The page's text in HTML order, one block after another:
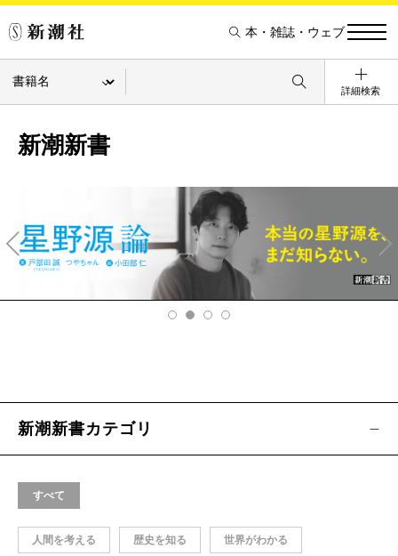
本・雑誌・ウェブ
詳細検索
新潮新書
v
Ne
xt
新潮新書カテゴリ
すべて
人間を考える 歴史を知る 世界がわかる